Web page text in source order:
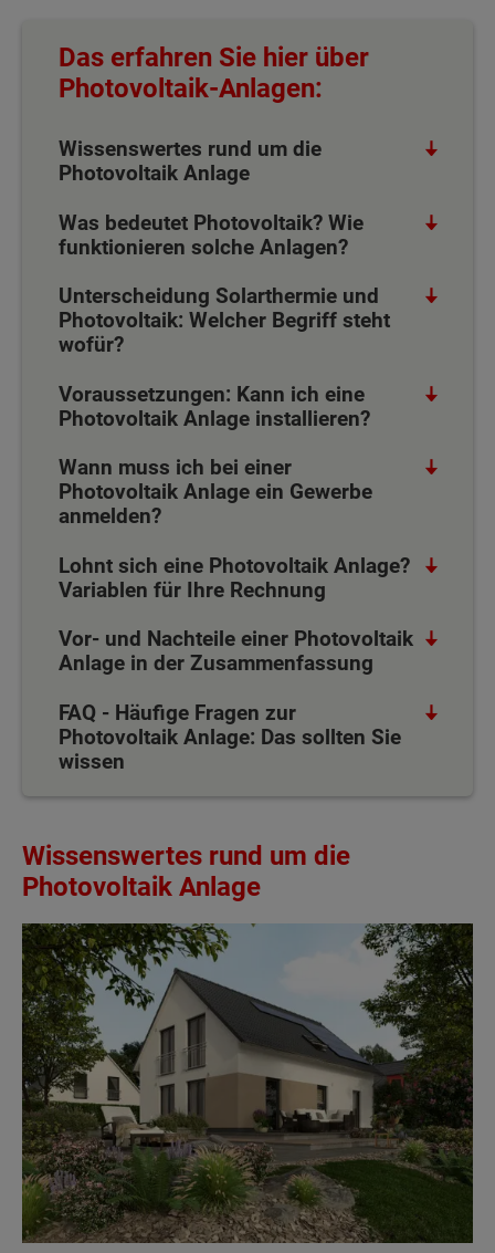
Das erfahren Sie hier über
Photovoltaik-Anlagen:
Wissenswertes rund um die
Photovoltaik Anlage
Was bedeutet Photovoltaik? Wie
funktionieren solche Anlagen?
Unterscheidung Solarthermie und
Photovoltaik: Welcher Begriff steht
wofür?
Voraussetzungen: Kann ich eine
Photovoltaik Anlage installieren?
Wann muss ich bei einer
Photovoltaik Anlage ein Gewerbe
anmelden?
Lohnt sich eine Photovoltaik Anlage?
Variablen für Ihre Rechnung
Vor- und Nachteile einer Photovoltaik
Anlage in der Zusammenfassung
FAQ - Häufige Fragen zur
Photovoltaik Anlage: Das sollten Sie
wissen
Wissenswertes rund um die
Photovoltaik Anlage